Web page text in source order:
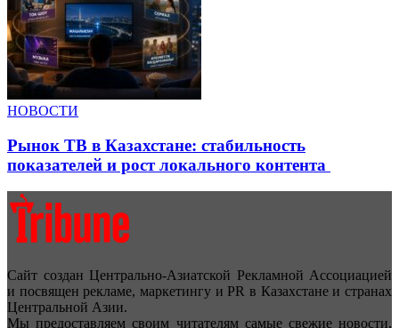
НОВОСТИ
Рынок ТВ в Казахстане: стабильность
показателей и рост локального контента
Сайт создан Центрально-Азиатской Рекламной Ассоциацией
и посвящен рекламе, маркетингу и PR в Казахстане и странах
Центральной Азии.
Мы предоставляем своим читателям самые свежие новости,